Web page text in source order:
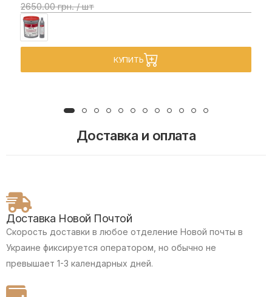
2650.00 грн. / шт
КУПИТЬ
Доставка и оплата
Доставка Новой Почтой
Скорость доставки в любое отделение Новой почты в
Украине фиксируется оператором, но обычно не
превышает 1-3 календарных дней.